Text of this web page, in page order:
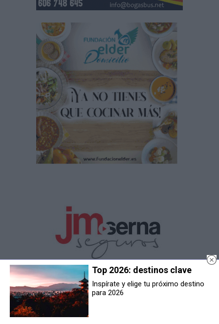
Top 2026: destinos clave
Inspírate y elige tu próximo destino
para 2026